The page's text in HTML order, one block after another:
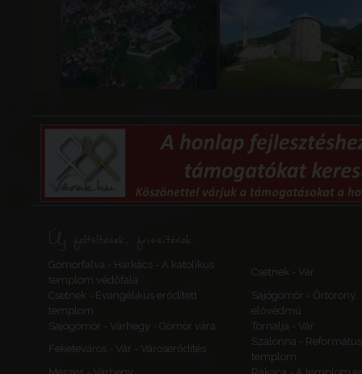
Új feltöltések, frissítések
Gömörfalva - Harkács - A katolikus
templom védőfala
Csetnek - Vár
Csetnek - Evangélikus erődített
templom
Sajógömör - Őrtorony,
elővédmű
Sajógömör - Várhegy - Gömör vára
Tornalja - Vár
Feketeváros - Vár - Városerődítés
Szalonna - Református
templom